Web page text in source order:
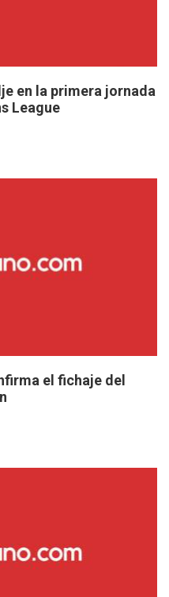
en la primera jornada
League
el fichaje del